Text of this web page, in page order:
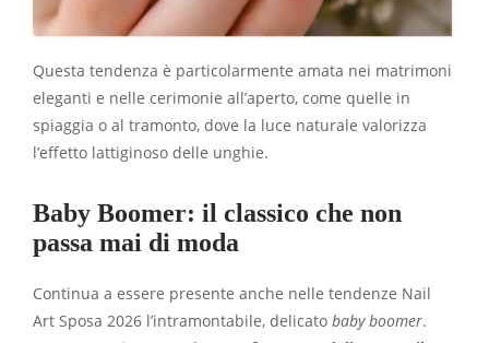
Questa tendenza è particolarmente amata nei matrimoni
eleganti e nelle cerimonie all’aperto, come quelle in
spiaggia o al tramonto, dove la luce naturale valorizza
l’effetto lattiginoso delle unghie.
Baby Boomer: il classico che non
passa mai di moda
Continua a essere presente anche nelle tendenze Nail
Art Sposa 2026 l’intramontabile, delicato baby boomer.